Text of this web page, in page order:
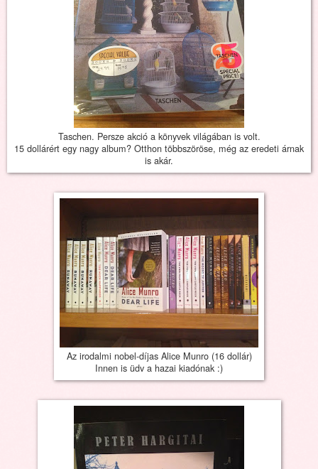
Taschen. Persze akció a könyvek világában is volt.
15 dollárért egy nagy album? Otthon többszöröse, még az eredeti árnak
is akár.
Az irodalmi nobel-díjas Alice Munro (16 dollár)
Innen is üdv a hazai kiadónak :)